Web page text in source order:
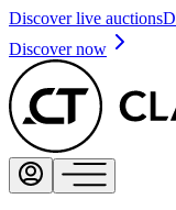
Discover live auctions
Discover now